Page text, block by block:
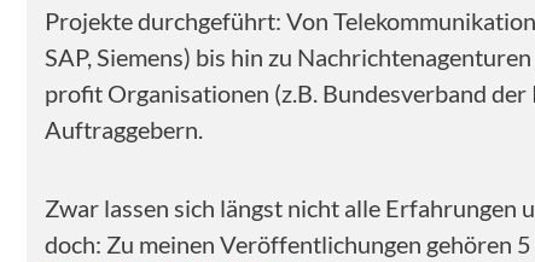
Projekte durchgeführt: Von
SAP, Siemens) bis hin zu
profit Organisationen (z.B. Bundesverband
Auftraggebern.
Zwar lassen sich längst nicht alle
doch: Zu meinen Veröffentlichungen gehören 5